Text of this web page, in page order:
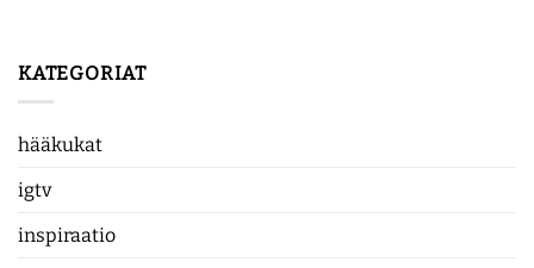
KATEGORIAT
hääkukat
igtv
inspiraatio